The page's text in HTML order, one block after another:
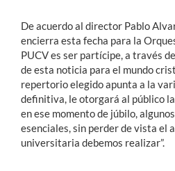
De acuerdo al director Pablo
encierra esta fecha para la
PUCV es ser partícipe, a través
de esta noticia para el mundo
repertorio elegido apunta a la
definitiva, le otorgará al público
en ese momento de júbilo,
esenciales, sin perder de vista el
universitaria debemos realizar”.